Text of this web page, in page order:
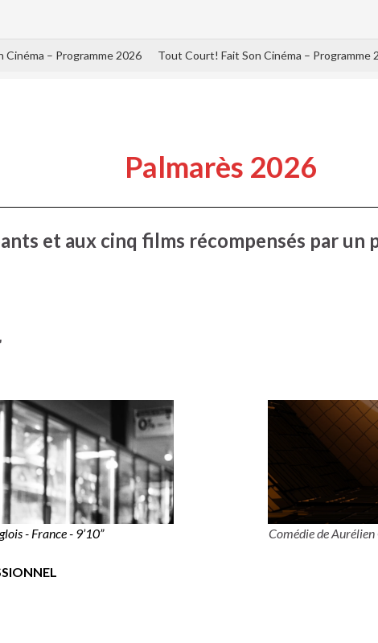
Cinéma – Programme 2026 Tout Court! Fait Son Cinéma – Programme
Palmarès 2026
et aux cinq films récompensés par
- France - 9’10”
Comédie de